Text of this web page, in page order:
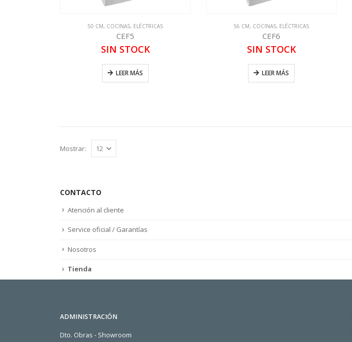
50 CM, COCINAS, ELÉCTRICAS
CEF5
SIN STOCK
LEER MÁS
56 CM, COCINAS, ELÉCTRICAS
CEF6
SIN STOCK
LEER MÁS
Mostrar:
CONTACTO
Atención al cliente
Service oficial / Garantías
Nosotros
Tienda
ADMINISTRACIÓN
Dto. Obras - Showroom